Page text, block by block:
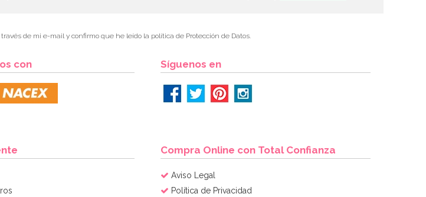
de mi e-mail y confirmo que he leído la política de Protección de Datos.
con Síguenos en
Compra Online con Total Confianza
Aviso Legal
Política de Privacidad